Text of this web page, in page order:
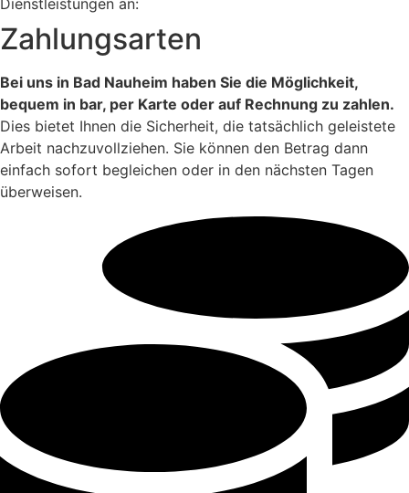
Dienstleistungen an:
Zahlungsarten
Bei uns in Bad Nauheim haben Sie die Möglichkeit,
bequem in bar, per Karte oder auf Rechnung zu zahlen.
Dies bietet Ihnen die Sicherheit, die tatsächlich geleistete
Arbeit nachzuvollziehen. Sie können den Betrag dann
einfach sofort begleichen oder in den nächsten Tagen
überweisen.